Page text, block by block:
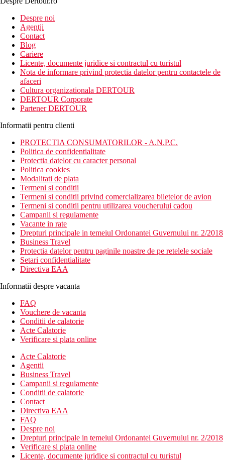
newsletter!
Despre noi
Agentii
Contact
Blog
Cariere
Licente, documente juridice si contractul cu turistul
Nota de informare privind protectia datelor pentru contactele de
afaceri
Cultura organizationala DERTOUR
DERTOUR Corporate
Partener DERTOUR
Informatii pentru clienti
PROTECTIA CONSUMATORILOR - A.N.P.C.
Politica de confidentialitate
Protectia datelor cu caracter personal
Politica cookies
Modalitati de plata
Termeni si conditii
Termeni si conditii privind comercializarea biletelor de avion
Termeni si conditii pentru utilizarea voucherului cadou
Campanii si regulamente
Vacante in rate
Drepturi principale in temeiul Ordonantei Guvernului nr. 2/2018
Business Travel
Protectia datelor pentru paginile noastre de pe retelele sociale
Setari confidentialitate
Directiva EAA
Informatii despre vacanta
FAQ
Vouchere de vacanta
Conditii de calatorie
Acte Calatorie
Verificare si plata online
Acte Calatorie
Agentii
Business Travel
Campanii si regulamente
Conditii de calatorie
Contact
Directiva EAA
FAQ
Despre noi
Drepturi principale in temeiul Ordonantei Guvernului nr. 2/2018
Verificare si plata online
Licente, documente juridice si contractul cu turistul